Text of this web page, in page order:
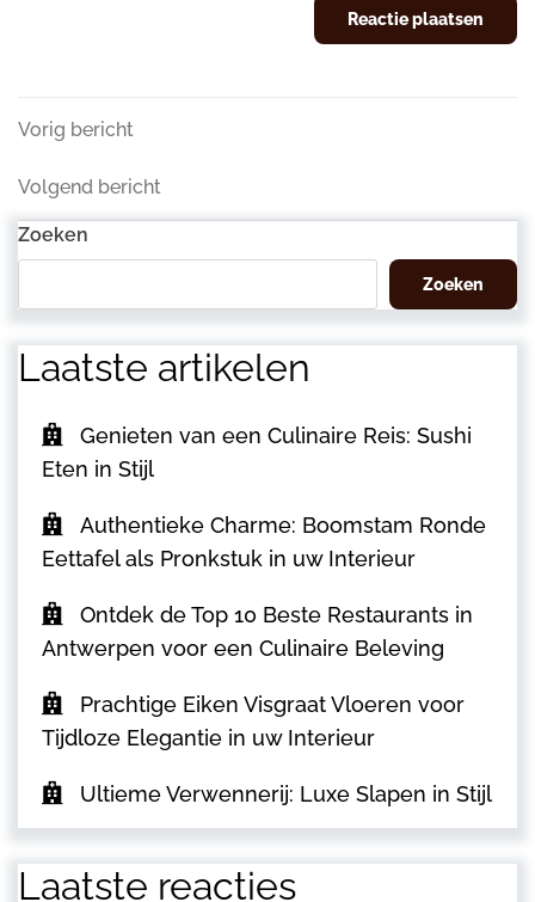
Berichtnavigatie
Vorig
Vorig bericht
Volgend
Volgend bericht
Zoeken
Zoeken
Laatste artikelen
Genieten van een Culinaire Reis: Sushi
Eten in Stijl
Authentieke Charme: Boomstam Ronde
Eettafel als Pronkstuk in uw Interieur
Ontdek de Top 10 Beste Restaurants in
Antwerpen voor een Culinaire Beleving
Prachtige Eiken Visgraat Vloeren voor
Tijdloze Elegantie in uw Interieur
Ultieme Verwennerij: Luxe Slapen in Stijl
Laatste reacties